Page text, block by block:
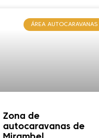
ÁREA AUTOCARAVANAS
Zona de
autocaravanas de